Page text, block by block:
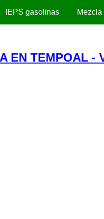
IEPS gasolinas
EN TEMPOAL -